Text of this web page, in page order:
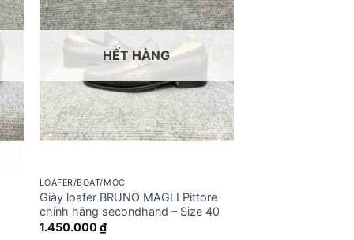
HẾT HÀNG
LOAFER/BOAT/MOC
Giày loafer BRUNO MAGLI Pittore
chính hãng secondhand – Size 40
1.450.000₫